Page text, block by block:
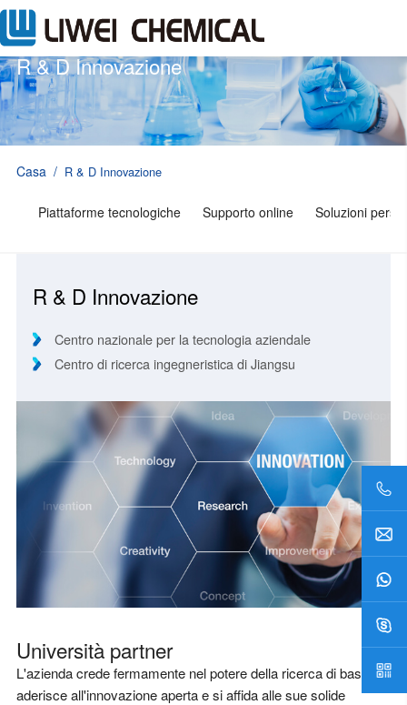
R & D Innovazione
Casa / R & D Innovazione
Piattaforme tecnologiche Supporto online Soluzioni
R & D Innovazione
Centro nazionale per la tecnologia aziendale
Centro di ricerca ingegneristica di Jiangsu
Università partner
L'azienda crede fermamente nel potere della ricerca di base,
aderisce all'innovazione aperta e si affida alle sue solide